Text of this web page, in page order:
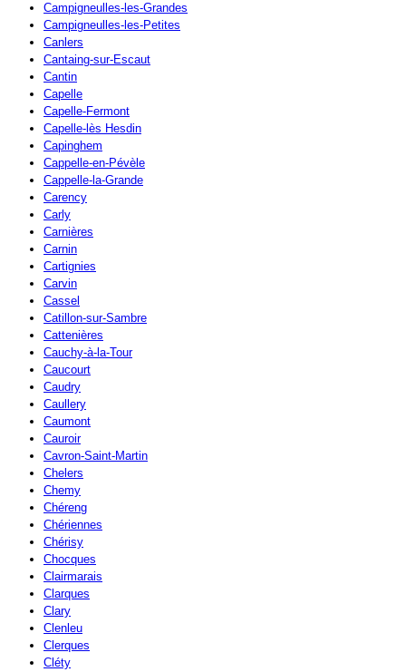
Campigneulles-les-Grandes
Campigneulles-les-Petites
Canlers
Cantaing-sur-Escaut
Cantin
Capelle
Capelle-Fermont
Capelle-lès Hesdin
Capinghem
Cappelle-en-Pévèle
Cappelle-la-Grande
Carency
Carly
Carnières
Carnin
Cartignies
Carvin
Cassel
Catillon-sur-Sambre
Cattenières
Cauchy-à-la-Tour
Caucourt
Caudry
Caullery
Caumont
Cauroir
Cavron-Saint-Martin
Chelers
Chemy
Chéreng
Chériennes
Chérisy
Chocques
Clairmarais
Clarques
Clary
Clenleu
Clerques
Cléty